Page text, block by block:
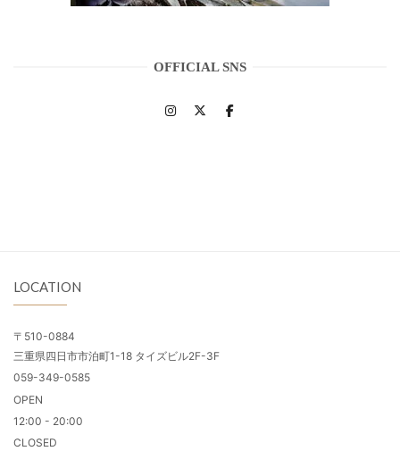
OFFICIAL SNS
LOCATION
〒510-0884
三重県四日市市泊町1-18 タイズビル2F-3F
059-349-0585
OPEN
12:00 - 20:00
CLOSED